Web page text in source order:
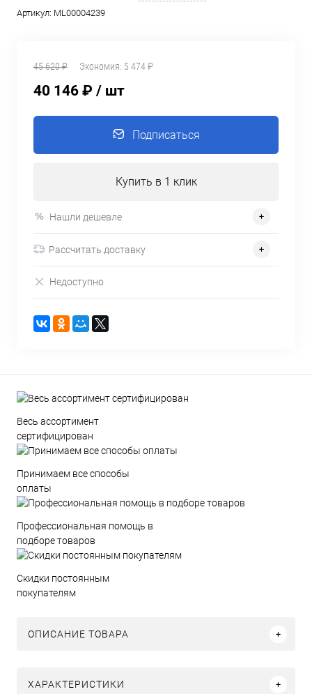
Артикул: ML00004239
45 620 ₽ Экономия: 5 474 ₽
40 146 ₽ / шт
Подписаться
Купить в 1 клик
Нашли дешевле
Рассчитать доставку
Недоступно
Весь ассортимент
сертифицирован
Принимаем все способы
оплаты
Профессиональная помощь в
подборе товаров
Скидки постоянным
покупателям
ОПИСАНИЕ ТОВАРА
ХАРАКТЕРИСТИКИ